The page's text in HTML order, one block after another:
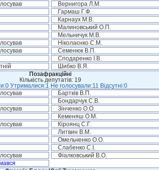
Вернигора Л.М.
Гармаш Г.Ф.
Карнаух М.В.
Малиновський О.П.
Мельничук М.В.
Ніколаєнко С.М.
Семенюк В.П.
Сподаренко І.В.
Шибко В.Я.
Позафракційні
Кількість депутатів: 19
Утрималися:1 Не голосували:11 Відсутні:0
Бартків В.П.
Бондарчук С.В.
Зінченко О.О.
Кеменяш О.М.
Кіроянц С.Г.
Литвин В.М.
Омельченко О.О.
Слабенко С.І.
Фіалковський В.О.